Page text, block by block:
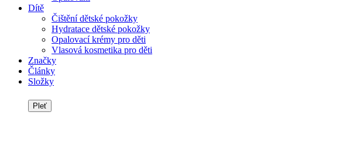
Dítě
Čištění dětské pokožky
Hydratace dětské pokožky
Opalovací krémy pro děti
Vlasová kosmetika pro děti
Značky
Články
Složky
Pleť